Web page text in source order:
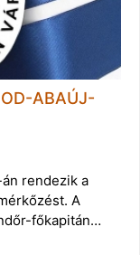
ABAÚJ-
rendezik a
A
főkapitán…